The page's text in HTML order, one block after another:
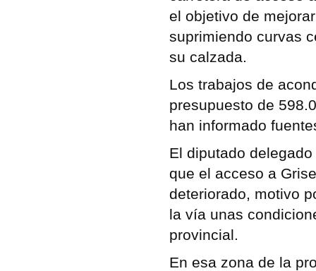
el objetivo de
suprimiendo curvas
su calzada.
Los trabajos de
presupuesto de
han informado
El diputado
que el acceso a
deteriorado, motivo
la vía unas
provincial.
En esa zona de la